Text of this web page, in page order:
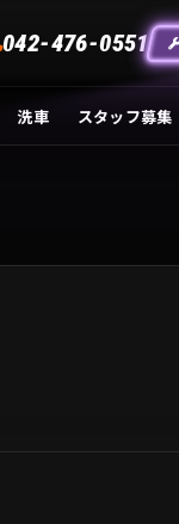
042-476-0551
洗車 スタッフ募集